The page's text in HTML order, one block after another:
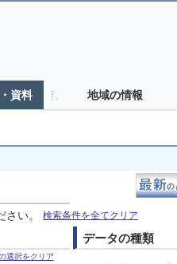
資料 地域の情報
い。 検索条件を全てクリア
選択をクリア
データの種類